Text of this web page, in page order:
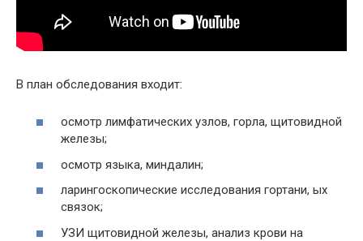
В план обследования входит:
осмотр лимфатических узлов, горла, щитовидной
железы;
осмотр языка, миндалин;
ларингоскопические исследования гортани, ых
связок;
УЗИ щитовидной железы, анализ крови на